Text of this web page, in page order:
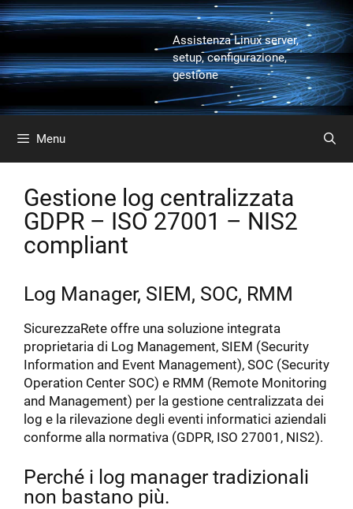
Vai
al
Assistenza Linux server,
setup, configurazione,
gestione
Menu
Gestione log centralizzata
GDPR – ISO 27001 – NIS2
compliant
Log Manager, SIEM, SOC, RMM
SicurezzaRete offre una soluzione integrata
proprietaria di Log Management, SIEM (Security
Information and Event Management), SOC (Security
Operation Center SOC) e RMM (Remote Monitoring
and Management) per la gestione centralizzata dei
log e la rilevazione degli eventi informatici aziendali
conforme alla normativa (GDPR, ISO 27001, NIS2).
Perché i log manager tradizionali
non bastano più.